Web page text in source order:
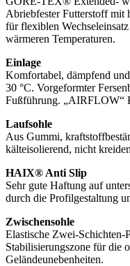
Abriebfester Futterstoff mit
für flexiblen
wärmeren Temperaturen.
Einlage
Komfortabel, dämpfend
30 °C. Vorgeformter
Fußführung. „AIRFLOW“
Laufsohle
Aus Gummi,
kälteisolierend, nicht
HAIX® Anti Slip
Sehr gute Haftung auf
durch die Profilgestaltung
Zwischensohle
Elastische Zwei-Schichten-
Stabilisierungszone für die
Geländeunebenheiten.